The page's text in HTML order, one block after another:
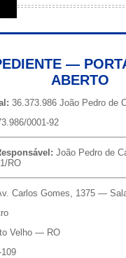
—
ABERTO
36.373.986 João Pedro de
0001-92
João Pedro de
RO
Carlos Gomes, 1375 —
Velho — RO